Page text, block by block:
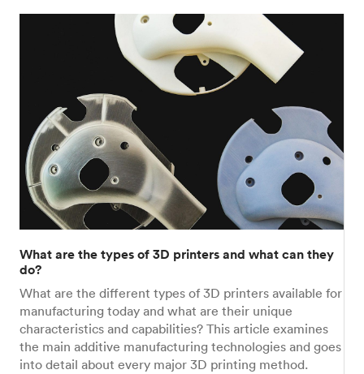
What are the types of 3D printers and what can they
do?
What are the different types of 3D printers available for
manufacturing today and what are their unique
characteristics and capabilities? This article examines
the main additive manufacturing technologies and goes
into detail about every major 3D printing method.